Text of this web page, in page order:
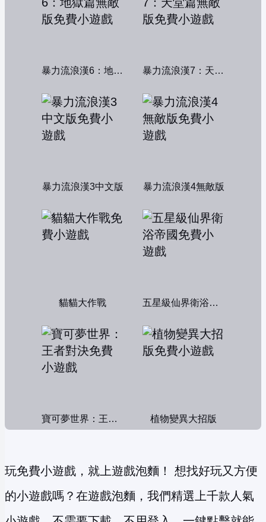
暴力流浪漢6：地獄篇無敵版 暴力流浪漢7：天堂篇無敵版
暴力流浪漢3中文版 暴力流浪漢4無敵版
貓貓大作戰 五星級仙界衛浴帝國
寶可夢世界：王者對決 植物變異大招版
玩免費小遊戲，就上遊戲泡麵！ 想找好玩又方便
的小遊戲嗎？在遊戲泡麵，我們精選上千款人氣